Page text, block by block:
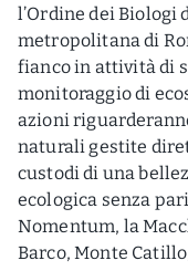
l’Ordine dei Biologi
metropolitana di
fianco in attività di
monitoraggio di
azioni
naturali gestite
custodi di una
ecologica senza
Nomentum, la
Barco, Monte